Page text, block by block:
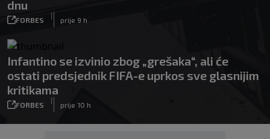
dnu
FORBES
|
prije 9 h
Infantino se izvinio zbog „grešaka“, ali će
ostati predsjednik FIFA-e uprkos sve glasnijim
kritikama
FORBES
|
prije 10 h